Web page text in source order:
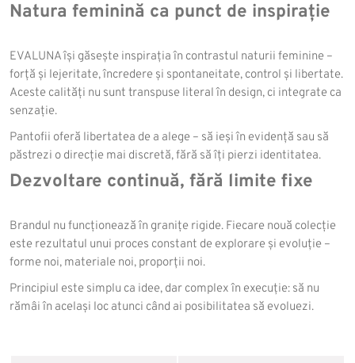
Natura feminină ca punct de inspirație
EVALUNA își găsește inspirația în contrastul naturii feminine –
forță și lejeritate, încredere și spontaneitate, control și libertate.
Aceste calități nu sunt transpuse literal în design, ci integrate ca
senzație.
Pantofii oferă libertatea de a alege – să ieși în evidență sau să
păstrezi o direcție mai discretă, fără să îți pierzi identitatea.
Dezvoltare continuă, fără limite fixe
Brandul nu funcționează în granițe rigide. Fiecare nouă colecție
este rezultatul unui proces constant de explorare și evoluție –
forme noi, materiale noi, proporții noi.
Principiul este simplu ca idee, dar complex în execuție: să nu
rămâi în același loc atunci când ai posibilitatea să evoluezi.